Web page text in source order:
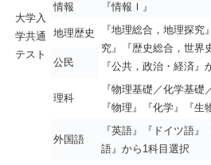
大学入
学共通
テスト
情報
『情報Ⅰ』
地理歴史
『地理総合，地理探
究』『歴史総合，世界
『公共，政治・経済』
公民
理科
『物理基礎／化学基礎
『物理』『化学』『
外国語
『英語』『ドイツ語
語』から1科目選択